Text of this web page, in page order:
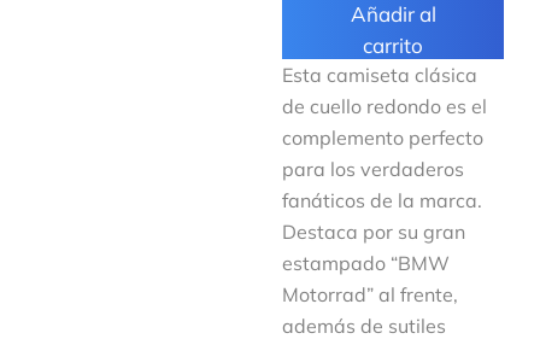
Añadir al
carrito
Esta camiseta clásica
de cuello redondo es el
complemento perfecto
para los verdaderos
fanáticos de la marca.
Destaca por su gran
estampado “BMW
Motorrad” al frente,
además de sutiles